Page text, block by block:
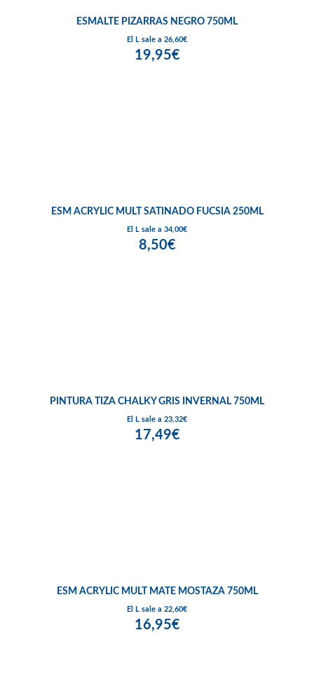
ESMALTE PIZARRAS NEGRO 750ML
El L sale a 26,60€
19,95€
ESM ACRYLIC MULT SATINADO FUCSIA 250ML
El L sale a 34,00€
8,50€
PINTURA TIZA CHALKY GRIS INVERNAL 750ML
El L sale a 23,32€
17,49€
ESM ACRYLIC MULT MATE MOSTAZA 750ML
El L sale a 22,60€
16,95€